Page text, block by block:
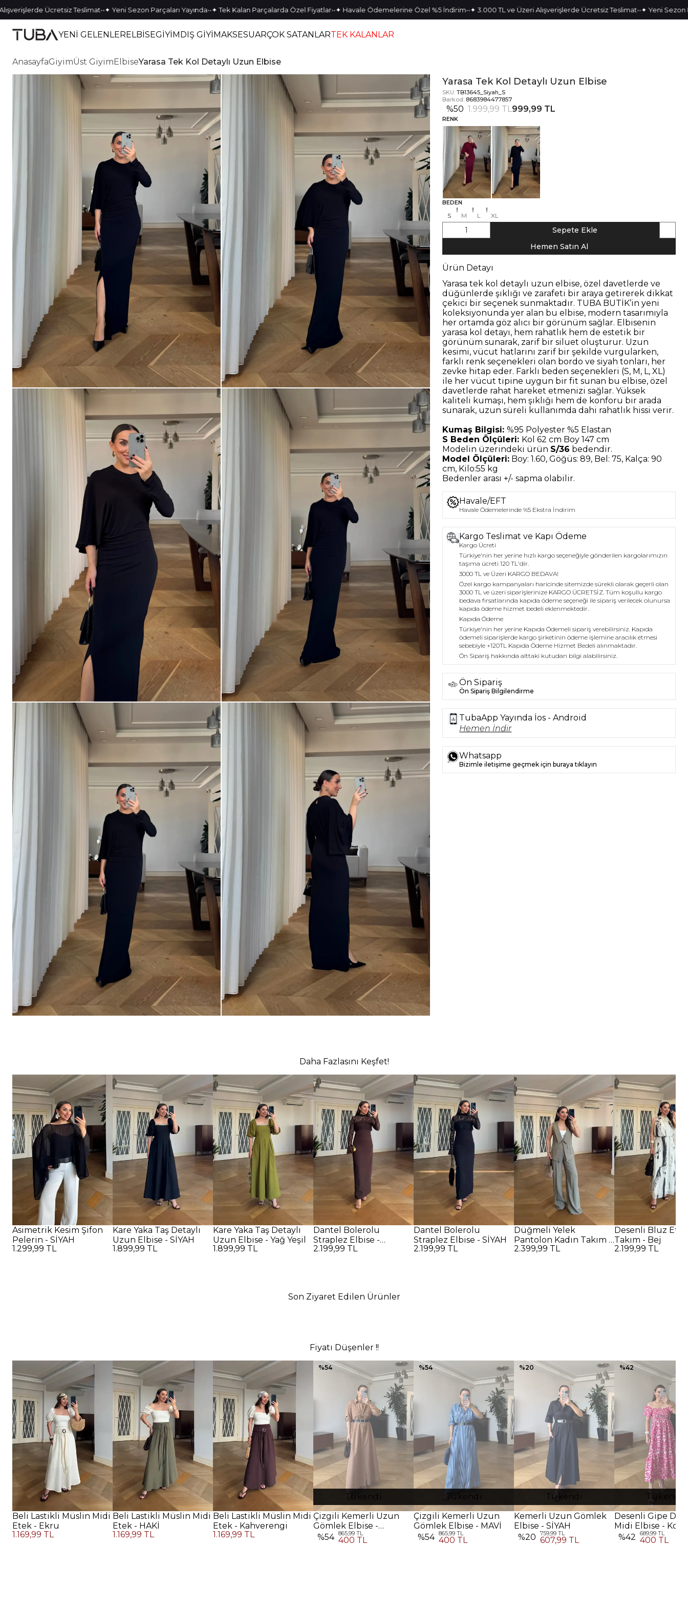
Ücretsiz Teslimat••✦ Yeni Sezon Parçaları Yayında••✦ Tek Kalan Parçalarda Özel Fiyatlar••✦ Havale Ödemelerine Özel %5 İndirim••✦ 3.000 TL ve Üzeri Alışverişlerde Ücretsiz Teslimat••✦ Yeni Sezon
YENİ GELENLERELBİSEGİYİMDIŞ GİYİMAKSESUARÇOK SATANLARTEK KALANLAR
AnasayfaGiyimÜst GiyimElbiseYarasa Tek Kol Detaylı Uzun Elbise
Yarasa Tek Kol Detaylı Uzun Elbise
SKU: TB13645_Siyah_S
Barkod: 8683984477857
%50 1.999,99 TL999,99 TL
RENK
BEDEN
S M L XL
1
Sepete Ekle
Hemen Satın Al
Ürün Detayı
Yarasa tek kol detaylı uzun elbise, özel davetlerde ve
düğünlerde şıklığı ve zarafeti bir araya getirerek dikkat
çekici bir seçenek sunmaktadır. TUBA BUTİK’in yeni
koleksiyonunda yer alan bu elbise, modern tasarımıyla
her ortamda göz alıcı bir görünüm sağlar. Elbisenin
yarasa kol detayı, hem rahatlık hem de estetik bir
görünüm sunarak, zarif bir siluet oluşturur. Uzun
kesimi, vücut hatlarını zarif bir şekilde vurgularken,
farklı renk seçenekleri olan bordo ve siyah tonları, her
zevke hitap eder. Farklı beden seçenekleri (S, M, L, XL)
ile her vücut tipine uygun bir fit sunan bu elbise, özel
davetlerde rahat hareket etmenizi sağlar. Yüksek
kaliteli kumaşı, hem şıklığı hem de konforu bir arada
sunarak, uzun süreli kullanımda dahi rahatlık hissi verir.
Kumaş Bilgisi:%95 Polyester %5 Elastan
S Beden Ölçüleri: Kol 62 cm Boy 147 cm
Modelin üzerindeki ürün S/36 bedendir.
Model Ölçüleri: Boy: 1.60, Göğüs: 89, Bel: 75, Kalça: 90
cm, Kilo:55 kg
Bedenler arası +/- sapma olabilir.
Havale/EFT
Havale Ödemelerinde %5 Ekstra İndirim
Kargo Teslimat ve Kapı Ödeme
Kargo Ücreti
Türkiye'nin her yerine hızlı kargo seçeneğiyle gönderilen kargolarımızın
taşıma ücreti 120 TL'dir.
3000 TL ve Üzeri KARGO BEDAVA!
Özel kargo kampanyaları haricinde sitemizde sürekli olarak geçerli olan
3000 TL ve üzeri siparişlerinize KARGO ÜCRETSİZ. Tüm koşullu kargo
bedava fırsatlarında kapıda ödeme seçeneği ile sipariş verilecek olunursa
kapıda ödeme hizmet bedeli eklenmektedir.
Kapıda Ödeme
Türkiye'nin her yerine Kapıda Ödemeli sipariş verebilirsiniz. Kapıda
ödemeli siparişlerde kargo şirketinin ödeme işlemine aracılık etmesi
sebebiyle +120TL Kapıda Ödeme Hizmet Bedeli alınmaktadır.
Ön Sipariş hakkında alttaki kutudan bilgi alabilirsiniz.
Ön Sipariş
Ön Sipariş Bilgilendirme
TubaApp Yayında İos - Android
Hemen İndir
Whatsapp
Bizimle iletişime geçmek için buraya tıklayın
Daha Fazlasını Keşfet!
Asimetrik Kesim Şifon
Pelerin - SİYAH
1.299,99 TL
Kare Yaka Taş Detaylı
Uzun Elbise - SİYAH
1.899,99 TL
Kare Yaka Taş Detaylı
Uzun Elbise - Yağ Yeşil
1.899,99 TL
Dantel Bolerolu
Straplez Elbise -
Kahverengi
2.199,99 TL
Dantel Bolerolu
Straplez Elbise - SİYAH
2.199,99 TL
Düğmeli Yelek
Pantolon Kadın Takım -
Çağla Yeşil
2.399,99 TL
Desenli Bluz Etek
Takım - Bej
2.199,99 TL
Son Ziyaret Edilen Ürünler
Fiyatı Düşenler !!
Beli Lastikli Müslin Midi
Etek - Ekru
1.169,99 TL
Beli Lastikli Müslin Midi
Etek - HAKİ
1.169,99 TL
Beli Lastikli Müslin Midi
Etek - Kahverengi
1.169,99 TL
Tükendi
%54
Çizgili Kemerli Uzun
Gömlek Elbise -
Kahverengi
%54 865,99 TL
400 TL
Tükendi
%54
Çizgili Kemerli Uzun
Gömlek Elbise - MAVİ
%54 865,99 TL
400 TL
Tükendi
%20
Kemerli Uzun Gömlek
Elbise - SİYAH
%20 759,99 TL
607,99 TL
Tükendi
%42
Desenli Gipe
Midi Elbise - Koyu
Pembe
%42 689,99 TL
400 TL